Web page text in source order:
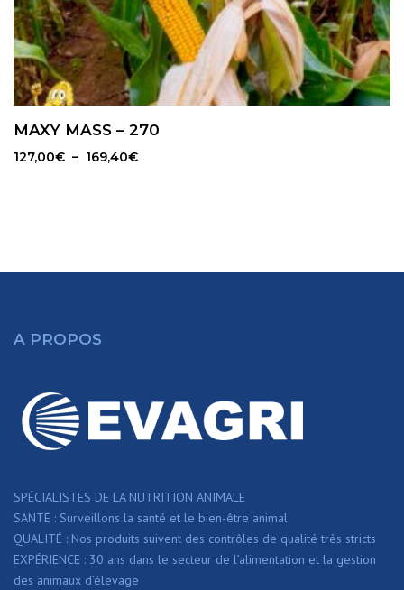
MAXY MASS – 270
127,00€ – 169,40€Plage
A PROPOS
SPÉCIALISTES DE LA NUTRITION ANIMALE
SANTÉ : Surveillons la santé et le bien-être animal
QUALITÉ : Nos produits suivent des contrôles de qualité très stricts
EXPÉRIENCE : 30 ans dans le secteur de l’alimentation et la gestion
des animaux d’élevage